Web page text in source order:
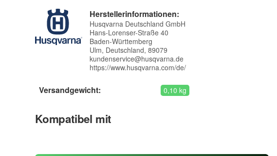
Herstellerinformationen:
Husqvarna Deutschland GmbH
Hans-Lorenser-Straße 40
Baden-Württemberg
Ulm, Deutschland, 89079
kundenservice@husqvarna.de
https://www.husqvarna.com/de/
Versandgewicht: 0,10 kg
Kompatibel mit